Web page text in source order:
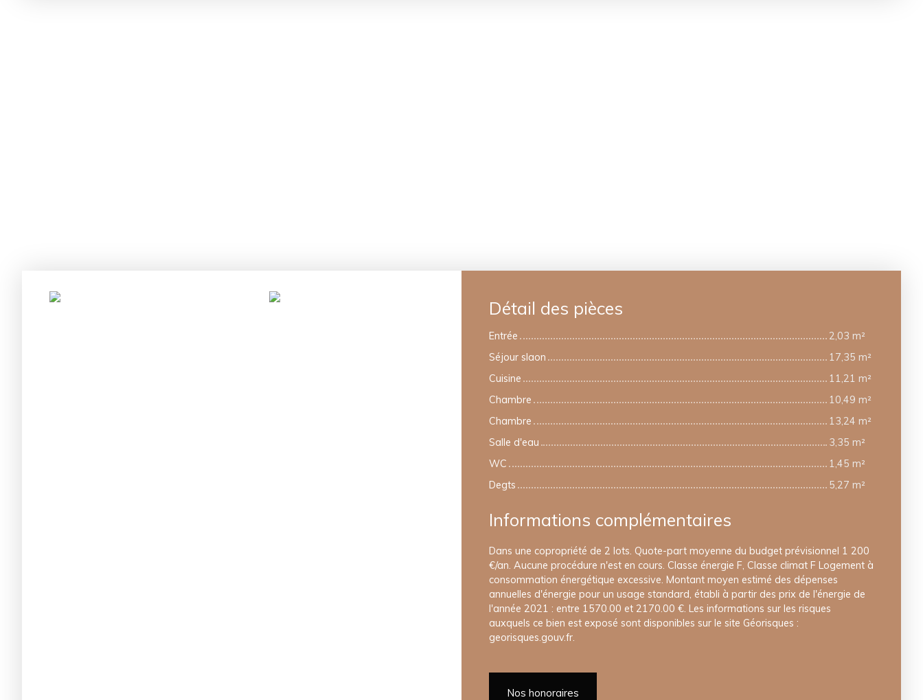
Détail des pièces
Entrée
2,03 m²
Séjour slaon
17,35 m²
Cuisine
11,21 m²
Chambre
10,49 m²
Chambre
13,24 m²
Salle d'eau
3,35 m²
WC
1,45 m²
Degts
5,27 m²
Informations complémentaires
Dans une copropriété de 2 lots. Quote-part moyenne du budget prévisionnel 1 200
€/an. Aucune procédure n'est en cours. Classe énergie F, Classe climat F Logement à
consommation énergétique excessive. Montant moyen estimé des dépenses
annuelles d'énergie pour un usage standard, établi à partir des prix de l'énergie de
l'année 2021 : entre 1570.00 et 2170.00 €. Les informations sur les risques
auxquels ce bien est exposé sont disponibles sur le site Géorisques :
georisques.gouv.fr.
Nos honoraires